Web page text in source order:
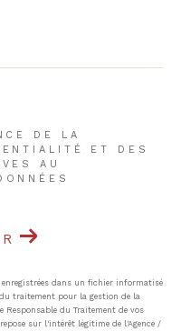
DE LA
ET DES
AU
dans un fichier informatisé
traitement pour la gestion de la
Responsable du Traitement de vos
sur l'intérêt légitime de l'Agence /